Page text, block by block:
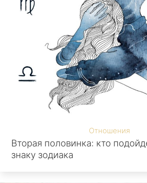
Отношения
Вторая половинка: кто
знаку зодиака